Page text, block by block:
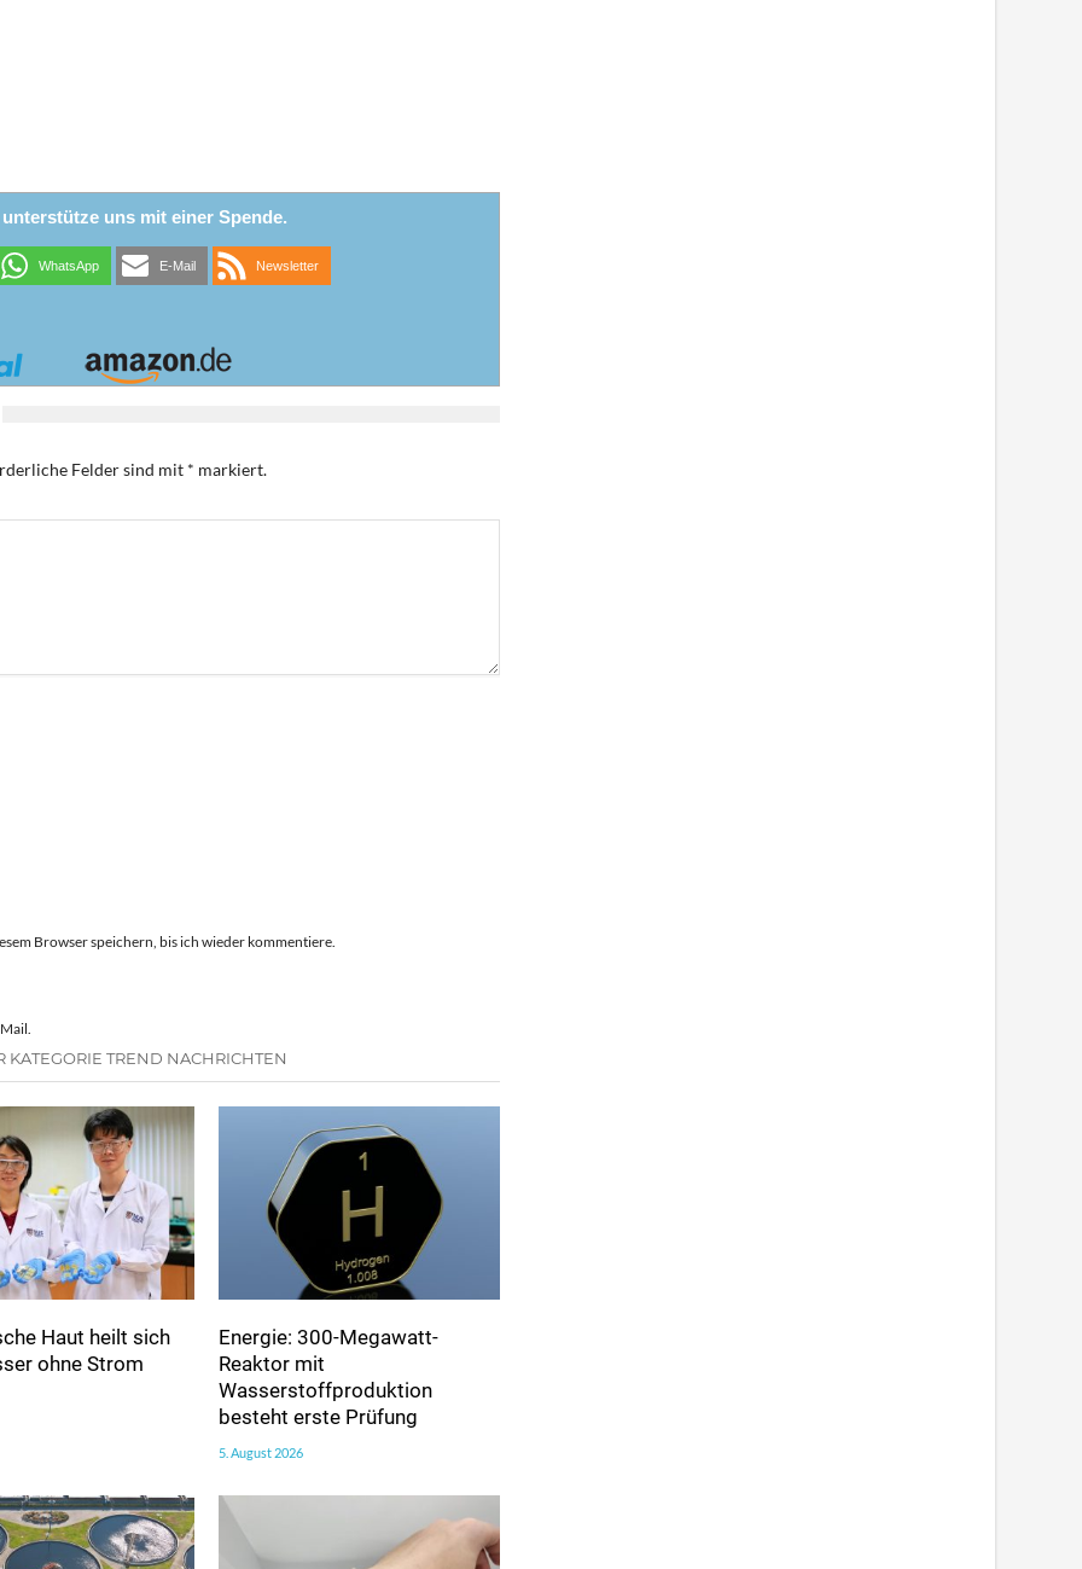
uns mit einer Spende.
WhatsApp E-Mail Newsletter
Felder sind mit * markiert.
Browser speichern, bis ich wieder kommentiere.
KATEGORIE TREND NACHRICHTEN
Haut heilt sich
ohne Strom
Energie: 300-Megawatt-
Reaktor mit
Wasserstoffproduktion
besteht erste Prüfung
5. August 2026